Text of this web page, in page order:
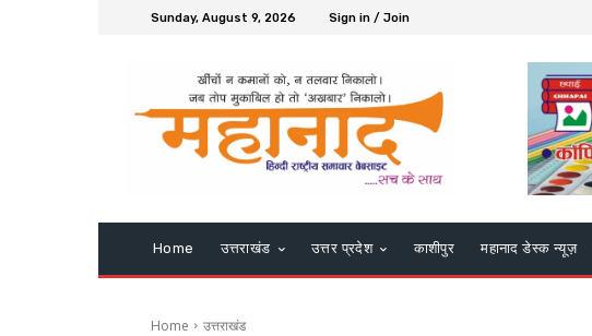
Sunday, August 9, 2026 Sign in / Join
Home उत्तराखंड उत्तर प्रदेश काशीपुर महानाद डेस्क न्यूज़
Home उत्तराखंड